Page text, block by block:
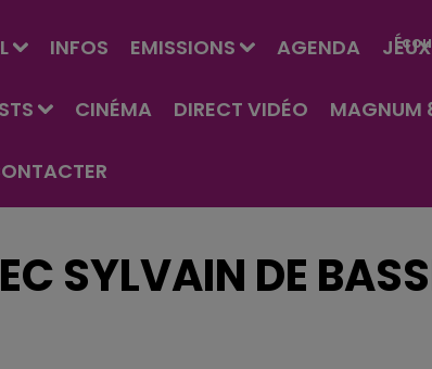
INFOS EMISSIONS AGENDA JEUX
CINÉMA DIRECT VIDÉO MAGNUM
SYLVAIN DE